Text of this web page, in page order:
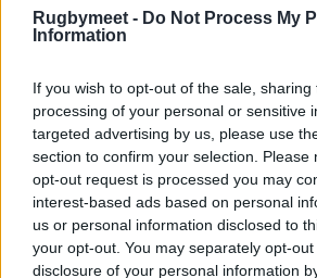
Rugbymeet - Do Not Process My
Information
If you wish to opt-out of the sale,
processing of your personal or sensitive
targeted advertising by us, please use
section to confirm your selection. Please
opt-out request is processed you may
interest-based ads based on personal
us or personal information disclosed to
your opt-out. You may separately opt-
disclosure of your personal information
HBS Colorno -
Tabellino : 1’ meta Corona tr.
meta Cachan tr. Cantoni (14-
Lazzarotto tr. O’Leary (14-7),
tr. Cantoni (21-7), 15’ meta
(28-7), 18’ meta Manfrini tr.
meta Sanchez tr. O’Leary (35-